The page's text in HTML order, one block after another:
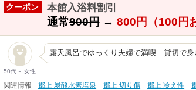
クーポン 本館入浴料割引
通常900円→ 800円（100円
50代～ 女性
露天風呂でゆっくり夫婦で満喫 貸切で
関連情報 郡上 炭酸水素塩泉 郡上 切り傷 郡上 冷え性